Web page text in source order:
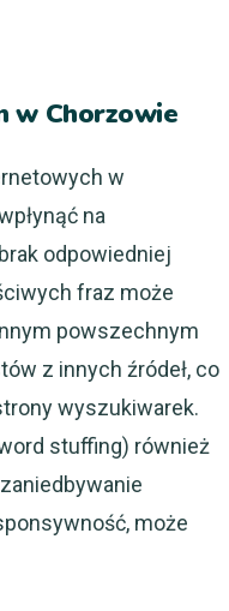
w Chorzowie
w
na
odpowiedniej
fraz może
powszechnym
z innych źródeł, co
wyszukiwarek.
stuffing) również
może